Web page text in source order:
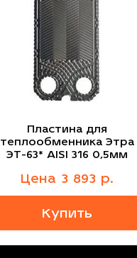
Пластина для
теплообменника Этра
ЭТ-63* AISI 316 0,5мм
Цена 3 893 р.
Купить